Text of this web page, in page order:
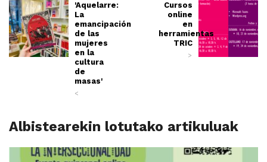
'Aquelarre:
La
emancipación
de las
mujeres
en la
cultura
de
masas'
<
Cursos
online
en
herramientas
TRIC
>
Albistearekin lotutako artikuluak